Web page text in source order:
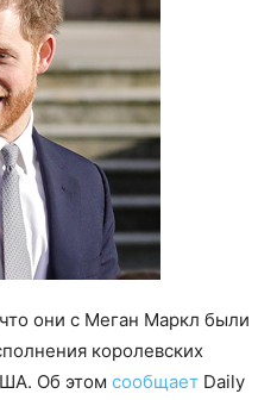
они с Меган Маркл были
королевских
Об этом сообщает Daily